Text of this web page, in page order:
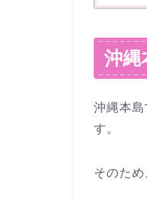
沖縄
沖縄本
す。
そのた